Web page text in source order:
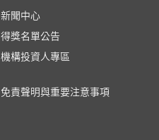
新聞中心
得獎名單公告
機構投資人專區
免責聲明與重要注意事項